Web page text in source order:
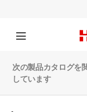
次の製品カタログを
しています